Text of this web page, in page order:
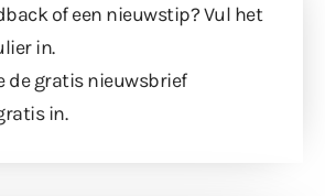
of een nieuwstip? Vul het
in.
de gratis nieuwsbrief
in.